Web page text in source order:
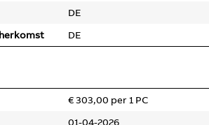
DE
DE
€ 303,00 per 1 PC
01-04-2026